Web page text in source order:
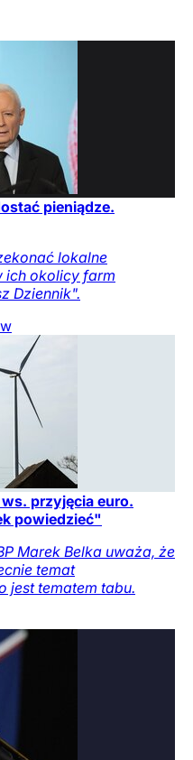
pieniądze.
lokalne
ich okolicy farm
Dziennik".
przyjęcia euro.
powiedzieć"
Marek Belka uważa, że
temat
jest tematem tabu.